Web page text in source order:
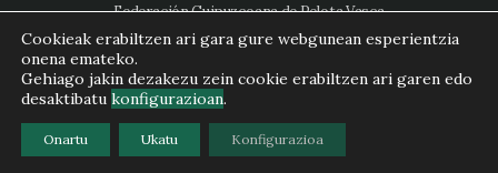
Federación Guipuzcoana de Pelota Vasca
Cookieak erabiltzen ari gara gure webgunean esperientzia
onena emateko.
Gehiago jakin dezakezu zein cookie erabiltzen ari garen edo
desaktibatu konfigurazioan.
Onartu Ukatu Konfigurazioa